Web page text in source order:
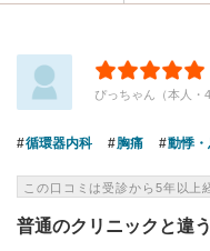
ぴっちゃん（本人・
循環器内科 胸痛 動悸
この口コミは受診から5年以上
普通のクリニックと違う